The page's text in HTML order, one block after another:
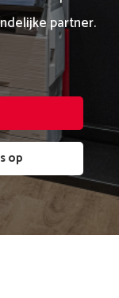
partner.
op